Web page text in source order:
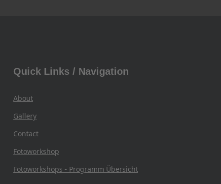
Quick Links / Navigation
About
Gallery
Contact
Fotoworkshop
Fotoworkshops - Programm Übersicht